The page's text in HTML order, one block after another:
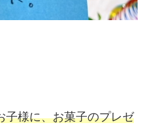
子様に、お菓子のプレゼ